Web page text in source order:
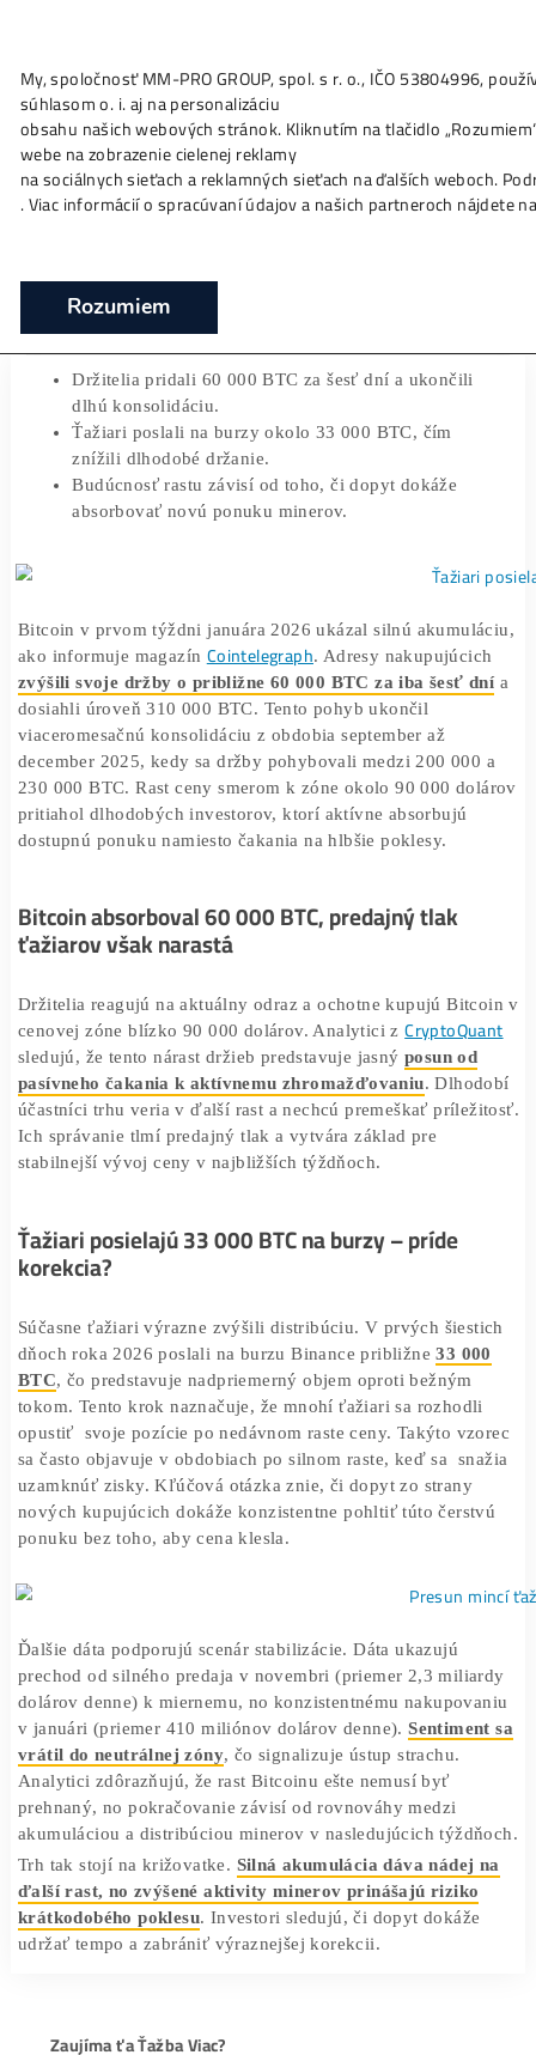
Ako toFunguje? Oplatí saŤažba? Zisky TU
Ťažiari masívne posielajú Bitcoin na
to znamená?
❯
09/01/2026 Marek Jendrál
Držitelia pridali 60 000 BTC za šesť dní a ukončili
dlhú konsolidáciu.
Ťažiari poslali na burzy okolo 33 000 BTC, čím
znížili dlhodobé držanie.
Bitcoin v prvom týždni januára 2026 ukázal silnú
ako informuje magazínCointelegraph. Adresy
zvýšili svoje držby o približne 60 000 BTC za iba šesť
dosiahli úroveň 310 000 BTC. Tento pohyb ukončil
viaceromesačnú konsolidáciu z obdobia september až
december 2025, kedy sa držby pohybovali medzi 200
pritiahol dlhodobých investorov, ktorí aktívne absorbujú
dostupnú ponuku namiesto čakania na hlbšie poklesy.
Bitcoin absorboval 60 000 BTC, predajný tlak
ťažiarov však narastá
Držitelia reagujú na aktuálny odraz a ochotne kupujú
cenovej zóne blízko 90 000 dolárov. Analytici z
účastníci trhu veria v ďalší rast a nechcú premeškať
Ich správanie tlmí predajný tlak a vytvára základ pre
Ťažiari posielajú 33 000 BTC na burzy – príde
korekcia?
Súčasne ťažiari výrazne zvýšili distribúciu. V prvých
dňoch roka 2026 poslali na burzu Binance približne33
BTC, čo predstavuje nadpriemerný objem oproti bežným
tokom. Tento krok naznačuje, že mnohí ťažiari sa
opustiť svoje pozície po nedávnom raste ceny. Takýto
sa často objavuje v obdobiach po silnom raste, keď sa
uzamknúť zisky. Kľúčová otázka znie, či dopyt zo strany
nových kupujúcich dokáže konzistentne pohltiť túto
ponuku bez toho, aby cena klesla.
Ďalšie dáta podporujú scenár stabilizácie. Dáta ukazujú
prechod od silného predaja v novembri (priemer 2,3
dolárov denne) k miernemu, no konzistentnému
v januári (priemer 410 miliónov dolárov denne).
My, spoločnosť MM-PRO GROUP, spol. s r. o., IČO
súhlasom o. i. aj na personalizáciu
obsahu našich webových stránok. Kliknutím na tlačidlo
webe na zobrazenie cielenej reklamy
na sociálnych sieťach a reklamných sieťach na ďalších
Rozumiem